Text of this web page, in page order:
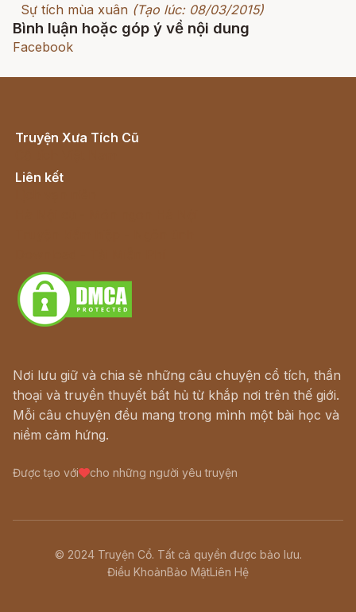
Sự tích mùa xuân (Tạo lúc: 08/03/2015)
Bình luận hoặc góp ý về nội dung
Facebook
Truyện Xưa Tích Cũ
Liên kết
Nơi lưu giữ và chia sẻ những câu chuyện cổ tích, thần
thoại và truyền thuyết bất hủ từ khắp nơi trên thế giới.
Mỗi câu chuyện đều mang trong mình một bài học và
niềm cảm hứng.
Được tạo với cho những người yêu truyện
© 2024 Truyện Cổ. Tất cả quyền được bảo lưu.
Điều KhoảnBảo MậtLiên Hệ